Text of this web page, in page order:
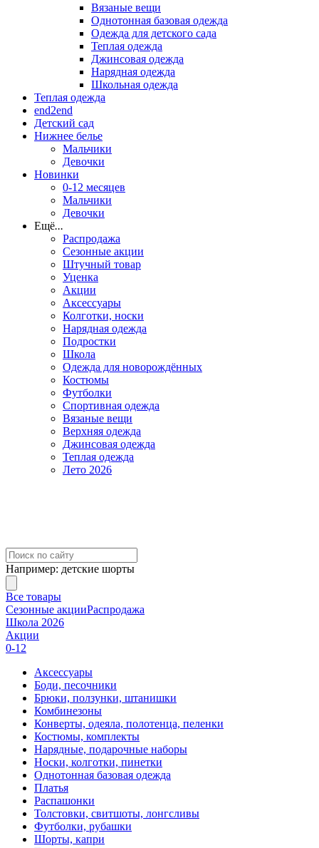
Вязаные вещи
Однотонная базовая одежда
Одежда для детского сада
Теплая одежда
Джинсовая одежда
Нарядная одежда
Школьная одежда
Теплая одежда
end2end
Детский сад
Нижнее белье
Мальчики
Девочки
Новинки
0-12 месяцев
Мальчики
Девочки
Ещё...
Распродажа
Сезонные акции
Штучный товар
Уценка
Акции
Аксессуары
Колготки, носки
Нарядная одежда
Подростки
Школа
Одежда для новорождённых
Костюмы
Футболки
Спортивная одежда
Вязаные вещи
Верхняя одежда
Джинсовая одежда
Теплая одежда
Лето 2026
Например: детские шорты
Все товары
Сезонные акцииРаспродажа
Школа 2026
Акции
0-12
Аксессуары
Боди, песочники
Брюки, ползунки, штанишки
Комбинезоны
Конверты, одеяла, полотенца, пеленки
Костюмы, комплекты
Нарядные, подарочные наборы
Носки, колготки, пинетки
Однотонная базовая одежда
Платья
Распашонки
Толстовки, свитшоты, лонгсливы
Футболки, рубашки
Шорты, капри